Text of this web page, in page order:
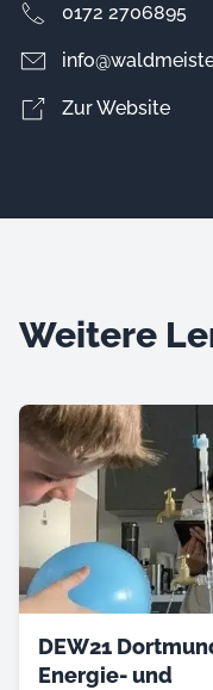
0172 2706895
Zur Website
Weitere
DEW21
Energie- und